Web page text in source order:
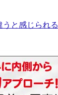
と感じられる